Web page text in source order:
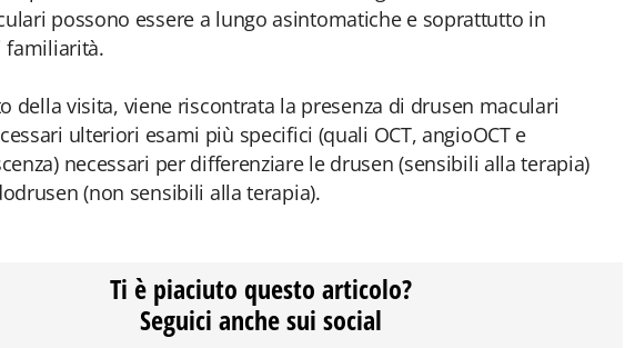
possono essere a lungo asintomatiche e soprattutto in
familiarità.
della visita, viene riscontrata la presenza di drusen maculari
ulteriori esami più specifici (quali OCT, angioOCT e
necessari per differenziare le drusen (sensibili alla terapia)
(non sensibili alla terapia).
Ti è piaciuto questo articolo?
Seguici anche sui social